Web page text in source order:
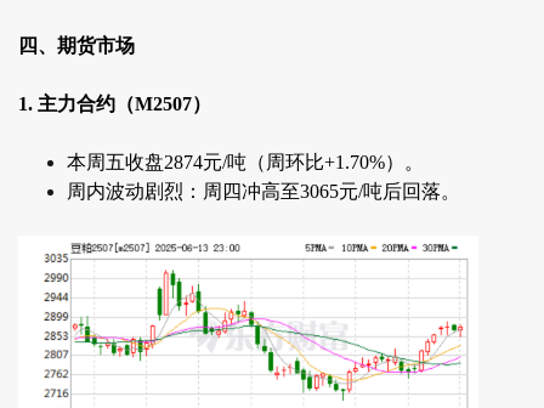
四、期货市场
1. 主力合约（M2507）
本周五收盘2874元/吨（周环比+1.70%）。
周内波动剧烈：周四冲高至3065元/吨后回落。